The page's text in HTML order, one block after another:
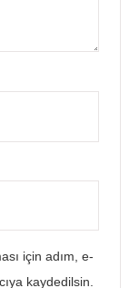
için adım, e-
kaydedilsin.